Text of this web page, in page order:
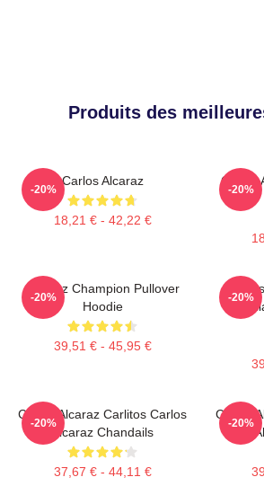
Produits des
Carlos Alcaraz
18,21 € - 42,22 €
-20%
Carlos
-20%
Alcaraz Champion Pullover
Hoodie
39,51 € - 45,95 €
-20% -20%
Carlos Alcaraz Carlitos Carlos
Alcaraz Chandails
37,67 € - 44,11 €
-20%
Carlos
-20%